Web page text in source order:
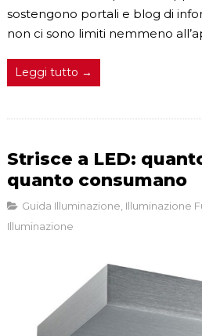
sostengono portali e blog di
non ci sono limiti nemmeno
Leggi tutto →
Strisce a LED:
quanto consumano
Guida Illuminazione Illuminazione
Illuminazione